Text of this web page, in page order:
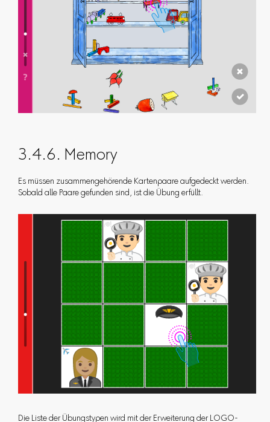
3.4.6. Memory
Es müssen zusammengehörende Kartenpaare aufgedeckt werden.
Sobald alle Paare gefunden sind, ist die Übung erfüllt.
Die Liste der Übungstypen wird mit der Erweiterung der LOGO-